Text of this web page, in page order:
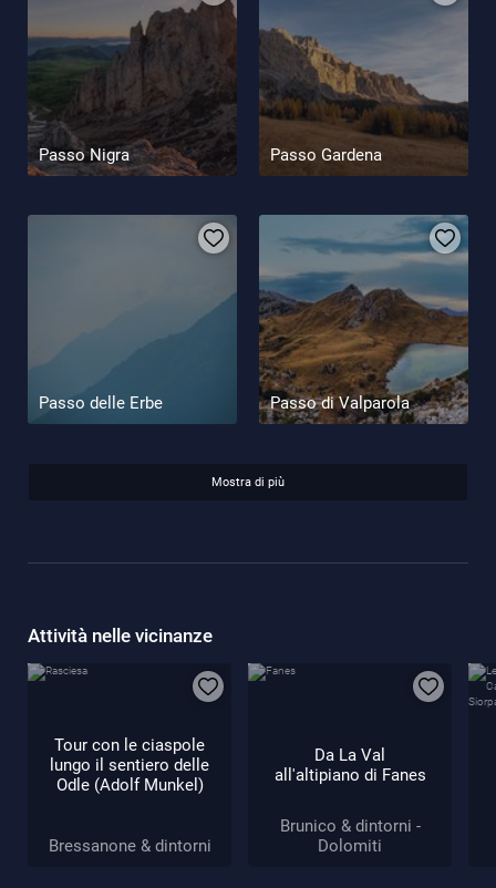
Passo Nigra Passo Gardena
Passo delle Erbe Passo di Valparola
Mostra di più
Attività nelle vicinanze
Tour con le ciaspole
lungo il sentiero delle
Odle (Adolf Munkel)
Bressanone & dintorni
Da La Val
all'altipiano di Fanes
Brunico & dintorni -
Dolomiti